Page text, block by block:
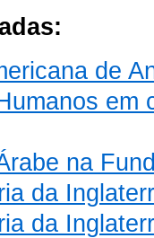
de
em
na
da
da